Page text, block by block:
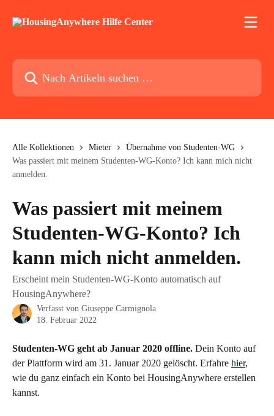
Nach Artikeln suchen …
Alle Kollektionen Mieter
Übernahme von Studenten-WG
Was passiert mit meinem Studenten-WG-Konto? Ich kann mich nicht
anmelden.
Was passiert mit meinem
Studenten-WG-Konto? Ich
kann mich nicht anmelden.
Erscheint mein Studenten-WG-Konto automatisch auf
HousingAnywhere?
Verfasst von Giuseppe Carmignola
18. Februar 2022
Studenten-WG geht ab Januar 2020 offline. Dein Konto auf
der Plattform wird am 31. Januar 2020 gelöscht. Erfahre hier,
wie du ganz einfach ein Konto bei HousingAnywhere erstellen
kannst.